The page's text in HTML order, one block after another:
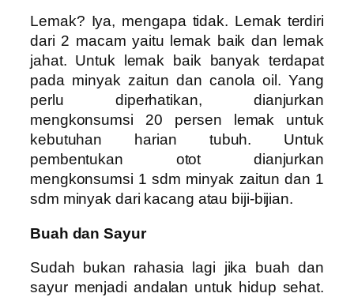
Lemak? Iya, mengapa tidak. Lemak terdiri
dari 2 macam yaitu lemak baik dan lemak
jahat. Untuk lemak baik banyak terdapat
pada minyak zaitun dan canola oil. Yang
perlu diperhatikan, dianjurkan
mengkonsumsi 20 persen lemak untuk
kebutuhan harian tubuh. Untuk
pembentukan otot dianjurkan
mengkonsumsi 1 sdm minyak zaitun dan 1
sdm minyak dari kacang atau biji-bijian.
Buah dan Sayur
Sudah bukan rahasia lagi jika buah dan
sayur menjadi andalan untuk hidup sehat.